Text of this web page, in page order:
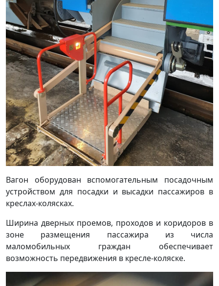
Вагон оборудован вспомогательным посадочным
устройством для посадки и высадки пассажиров в
креслах-колясках.
Ширина дверных проемов, проходов и коридоров в
зоне размещения пассажира из числа
маломобильных граждан обеспечивает
возможность передвижения в кресле-коляске.